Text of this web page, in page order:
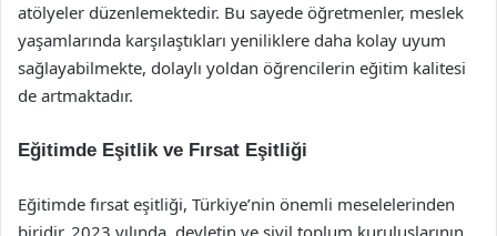
atölyeler düzenlemektedir. Bu sayede öğretmenler, meslek
yaşamlarında karşılaştıkları yeniliklere daha kolay uyum
sağlayabilmekte, dolaylı yoldan öğrencilerin eğitim kalitesi
de artmaktadır.
Eğitimde Eşitlik ve Fırsat Eşitliği
Eğitimde fırsat eşitliği, Türkiye’nin önemli meselelerinden
biridir. 2023 yılında, devletin ve sivil toplum kuruluşlarının